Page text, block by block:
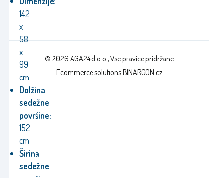
142
x
58
x
99
cm
Dolžina
sedežne
površine:
152
cm
Širina
sedežne
© 2026 AGA24 d.o.o., Vse pravice pridržane
Ecommerce solutionsBINARGON.cz